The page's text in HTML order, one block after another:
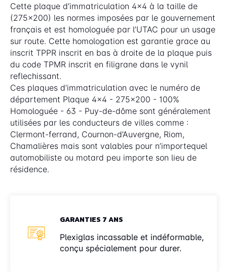
Cette plaque d’immatriculation 4x4 à la taille de
(275x200) les normes imposées par le gouvernement
français et est homologuée par l’UTAC pour un usage
sur route. Cette homologation est garantie grace au
inscrit TPPR inscrit en bas à droite de la plaque puis
du code TPMR inscrit en filigrane dans le vynil
reflechissant.
Ces plaques d’immatriculation avec le numéro de
département Plaque 4x4 - 275x200 - 100%
Homologuée - 63 - Puy-de-dôme sont généralement
utilisées par les conducteurs de villes comme :
Clermont-ferrand, Cournon-d’Auvergne, Riom,
Chamalières mais sont valables pour n’importequel
automobiliste ou motard peu importe son lieu de
résidence.
GARANTIES 7 ANS
Plexiglas incassable et indéformable,
conçu spécialement pour durer.